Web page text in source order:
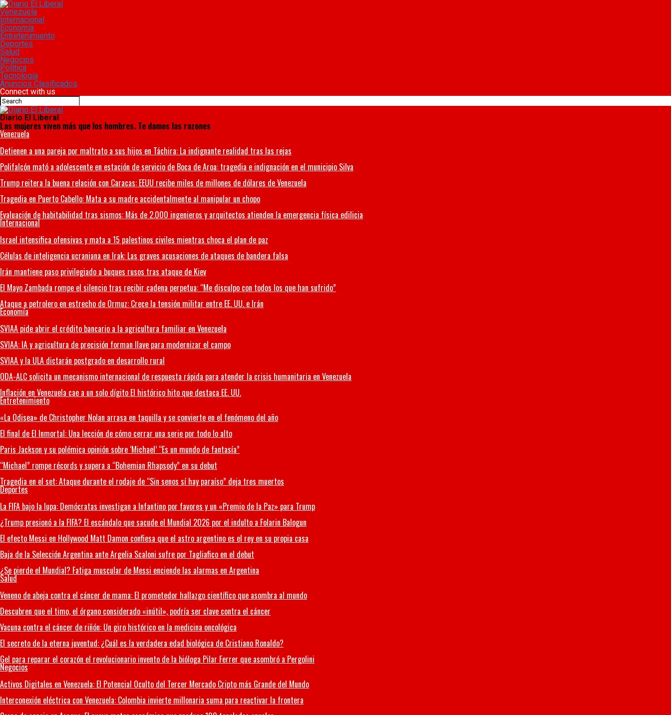
Venezuela
Internacional
Economía
Entretenimiento
Deportes
Salud
Negocios
Política
Tecnología
Anuncios Clasificados
Connect with us
Diario El Liberal
Las mujeres viven más que los hombres. Te damos las razones
Venezuela
Detienen a una pareja por maltrato a sus hijos en Táchira: La indignante realidad tras las rejas
Polifalcón mató a adolescente en estación de servicio de Boca de Aroa: tragedia e indignación en el municipio Silva
Trump reitera la buena relación con Caracas: EEUU recibe miles de millones de dólares de Venezuela
Tragedia en Puerto Cabello: Mata a su madre accidentalmente al manipular un chopo
Evaluación de habitabilidad tras sismos: Más de 2.000 ingenieros y arquitectos atienden la emergencia física edilicia
Internacional
Israel intensifica ofensivas y mata a 15 palestinos civiles mientras choca el plan de paz
Células de inteligencia ucraniana en Irak: Las graves acusaciones de ataques de bandera falsa
Irán mantiene paso privilegiado a buques rusos tras ataque de Kiev
El Mayo Zambada rompe el silencio tras recibir cadena perpetua: “Me disculpo con todos los que han sufrido”
Ataque a petrolero en estrecho de Ormuz: Crece la tensión militar entre EE. UU. e Irán
Economía
SVIAA pide abrir el crédito bancario a la agricultura familiar en Venezuela
SVIAA: IA y agricultura de precisión forman llave para modernizar el campo
SVIAA y la ULA dictarán postgrado en desarrollo rural
ODA-ALC solicita un mecanismo internacional de respuesta rápida para atender la crisis humanitaria en Venezuela
Inflación en Venezuela cae a un solo dígito El histórico hito que destaca EE. UU.
Entretenimiento
«La Odisea» de Christopher Nolan arrasa en taquilla y se convierte en el fenómeno del año
El final de El Inmortal: Una lección de cómo cerrar una serie por todo lo alto
Paris Jackson y su polémica opinión sobre ‘Michael’ “Es un mundo de fantasía”
“Michael” rompe récords y supera a “Bohemian Rhapsody” en su debut
Tragedia en el set: Ataque durante el rodaje de “Sin senos sí hay paraíso” deja tres muertos
Deportes
La FIFA bajo la lupa: Demócratas investigan a Infantino por favores y un «Premio de la Paz» para Trump
¿Trump presionó a la FIFA? El escándalo que sacude el Mundial 2026 por el indulto a Folarin Balogun
El efecto Messi en Hollywood Matt Damon confiesa que el astro argentino es el rey en su propia casa
Baja de la Selección Argentina ante Argelia Scaloni sufre por Tagliafico en el debut
¿Se pierde el Mundial? Fatiga muscular de Messi enciende las alarmas en Argentina
Salud
Veneno de abeja contra el cáncer de mama: El prometedor hallazgo científico que asombra al mundo
Descubren que el timo, el órgano considerado «inútil», podría ser clave contra el cáncer
Vacuna contra el cáncer de riñón: Un giro histórico en la medicina oncológica
El secreto de la eterna juventud: ¿Cuál es la verdadera edad biológica de Cristiano Ronaldo?
Gel para reparar el corazón el revolucionario invento de la bióloga Pilar Ferrer que asombró a Pergolini
Negocios
Activos Digitales en Venezuela: El Potencial Oculto del Tercer Mercado Cripto más Grande del Mundo
Interconexión eléctrica con Venezuela: Colombia invierte millonaria suma para reactivar la frontera